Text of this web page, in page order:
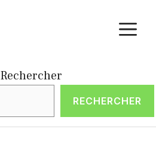
Rechercher
RECHERCHER